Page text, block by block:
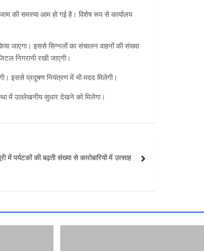
की समस्या आम हो गई है। विशेष रूप से कार्यालय
जाएगा। इससे सिग्नलों का संचालन वाहनों की संख्या
निगरानी रखी जाएगी।
इससे प्रदूषण नियंत्रण में भी मदद मिलेगी।
में उल्लेखनीय सुधार देखने को मिलेगा।
में पर्यटकों की बढ़ती संख्या से कारोबारियों में उत्साह